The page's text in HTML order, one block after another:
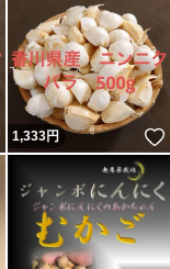
いいね！
1,333円